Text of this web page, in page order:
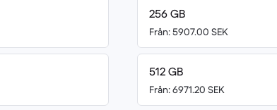
256 GB
Från: 5907.00 SEK
512 GB
Från: 6971.20 SEK